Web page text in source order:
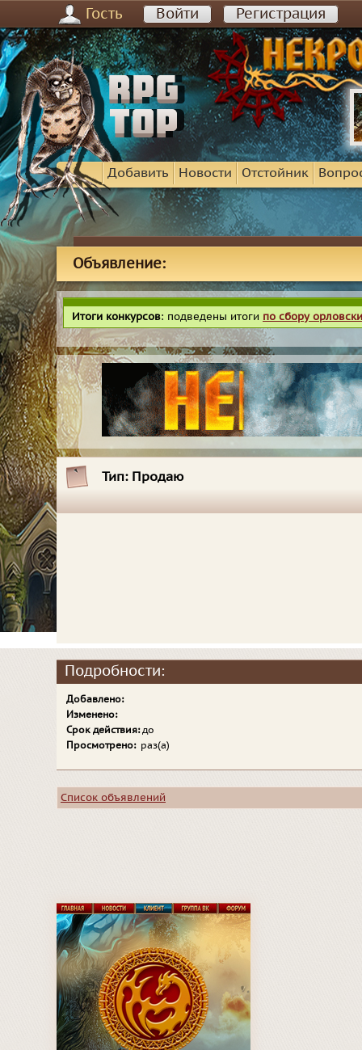
Гость Войти Регистрация
Добавить Новости Отстойник
Объявление:
Итоги конкурсов: подведены итоги по сбору
Тип: Продаю
Подробности:
Добавлено:
Изменено:
Срок действия:до
Просмотрено:раз(а)
Список объявлений